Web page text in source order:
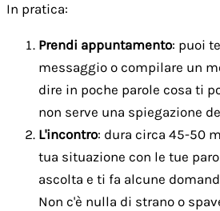
In pratica:
Prendi appuntamento: puoi
messaggio o compilare un
dire in poche parole cosa ti
non serve una spiegazione
L'incontro: dura circa 45-50
tua situazione con le tue
ascolta e ti fa alcune
Non c'è nulla di strano o